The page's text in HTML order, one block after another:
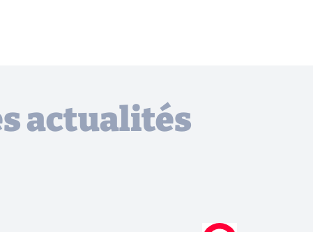
actualités